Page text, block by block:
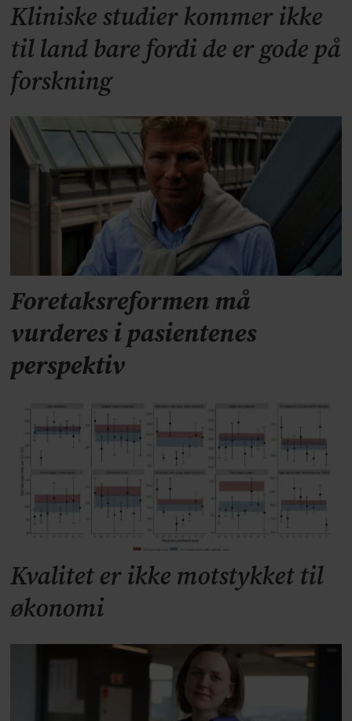
Kliniske studier kommer ikke
til land bare fordi de er gode på
forskning
Foretaksreformen må
vurderes i pasientenes
perspektiv
Kvalitet er ikke motstykket til
økonomi